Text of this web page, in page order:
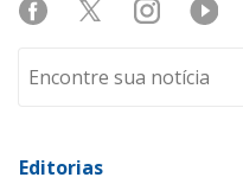
Editorias